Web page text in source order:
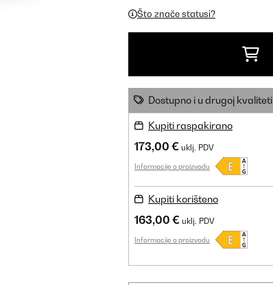
Što znače statusi?
Dostupno i u drugoj kvaliteti
Kupiti raspakirano
173,00 € uklj. PDV
Informacije o proizvodu
Kupiti korišteno
163,00 € uklj. PDV
Informacije o proizvodu